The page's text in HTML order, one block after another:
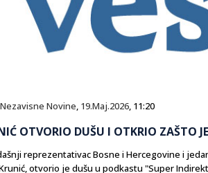
Nezavisne Novine, 19.Maj.2026, 11:20
OTVORIO DUŠU I OTKRIO ZAŠTO
reprezentativac Bosne i Hercegovine i
otvorio je dušu u podkastu "Super